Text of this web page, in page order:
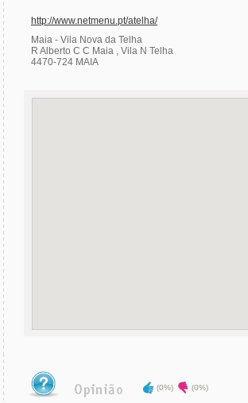
http://www.netmenu.pt/atelha/
Maia - Vila Nova da Telha
R Alberto C C Maia , Vila N Telha
4470-724 MAIA
(0%) (0%)